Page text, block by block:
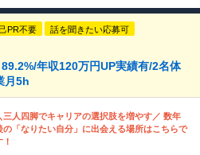
PR不要 話を聞きたい応募可
年収120万円UP実績有/2名体
月5h
三人四脚でキャリアの選択肢を増やす／ 数年
の「なりたい自分」に出会える場所はこちらで
！